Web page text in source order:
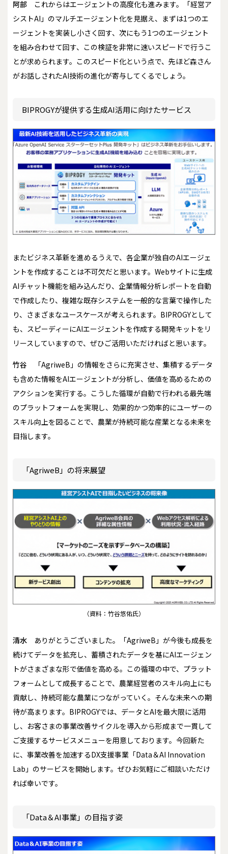
阿部
これからはエージェントの高度化も進みます。「経営ア
シストAI」のマルチエージェント化を見据え、まずは1つのエ
ージェントを実装し小さく回す、次にもう1つのエージェント
を組み合わせて回す、この検証を非常に速いスピードで行うこ
とが求められます。このスピード化という点で、先ほど森さん
がお話しされたAI技術の進化が寄与してくるでしょう。
BIPROGYが提供する生成AI活用に向けたサービス
またビジネス革新を進めるうえで、各企業が独自のAIエージェ
ントを作成することは不可欠だと思います。Webサイトに生成
AIチャット機能を組み込んだり、企業情報分析レポートを自動
で作成したり、複雑な既存システムを一般的な言葉で操作した
り、さまざまなユースケースが考えられます。BIPROGYとして
も、スピーディーにAIエージェントを作成する開発キットをリ
リースしていますので、ぜひご活用いただければと思います。
竹谷
「AgriweB」の情報をさらに充実させ、集積するデータ
も含めた情報をAIエージェントが分析し、価値を高めるための
アクションを実行する。こうした循環が自動で行われる最先端
のプラットフォームを実現し、効果的かつ効率的にユーザーの
スキル向上を図ることで、農業が持続可能な産業となる未来を
目指します。
「AgriweB」の将来展望
（資料：竹谷悠佑氏）
清水
ありがとうございました。「AgriweB」が今後も成長を
続けてデータを拡充し、蓄積されたデータを基にAIエージェン
トがさまざまな形で価値を高める。この循環の中で、プラット
フォームとして成長することで、農業経営者のスキル向上にも
貢献し、持続可能な農業につながっていく――。そんな未来への期
待が高まります。BIPROGYでは、データとAIを最大限に活用
し、お客さまの事業改善サイクルを導入から形成まで一貫して
ご支援するサービスメニューを用意しております。今回新た
に、事業改善を加速するDX支援事業「Data＆AI Innovation
Lab」のサービスを開始します。ぜひお気軽にご相談いただけ
れば幸いです。
「Data＆AI事業」の目指す姿